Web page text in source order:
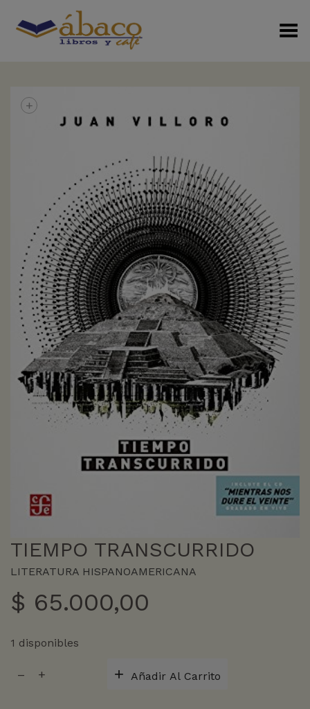
Menú Alterno
+
TIEMPO TRANSCURRIDO
LITERATURA HISPANOAMERICANA
$ 65.000,00
1 disponibles
TRANSCURRIDO
Añadir Al Carrito